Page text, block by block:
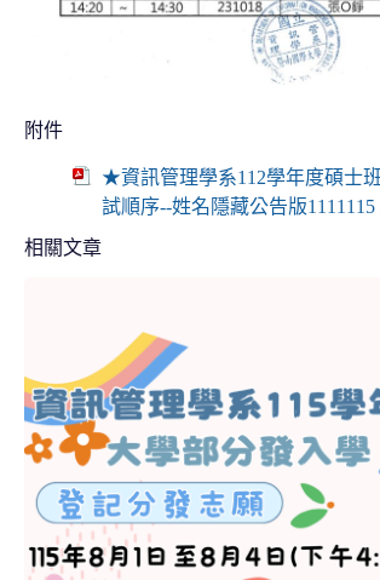
附件
★資訊管理學系112學年度碩士
試順序--姓名隱藏公告版1111115
相關文章